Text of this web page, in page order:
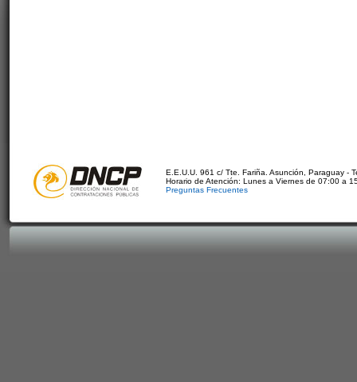
E.E.U.U. 961 c/ Tte. Fariña. Asunción, Paraguay -
Horario de Atención: Lunes a Viernes de 07:00 a
Preguntas Frecuentes